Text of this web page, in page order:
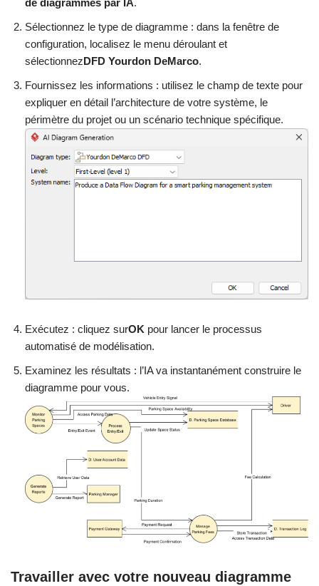
de diagrammes par IA.
Sélectionnez le type de diagramme : dans la fenêtre de
configuration, localisez le menu déroulant et
sélectionnezDFD Yourdon DeMarco.
Fournissez les informations : utilisez le champ de texte pour
expliquer en détail l’architecture de votre système, le
périmètre du projet ou un scénario technique spécifique.
Exécutez : cliquez surOK pour lancer le processus
automatisé de modélisation.
Examinez les résultats : l’IA va instantanément construire le
diagramme pour vous.
Travailler avec votre nouveau diagramme